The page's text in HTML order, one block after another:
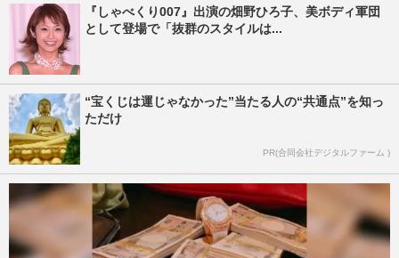
『しゃべくり007』出演の畑野ひろ子、美ボディ軍団
として登場で「抜群のスタイルは...
“宝くじは運じゃなかった”当たる人の“共通点”を知っ
ただけ
PR(合同会社デジタルファーム )